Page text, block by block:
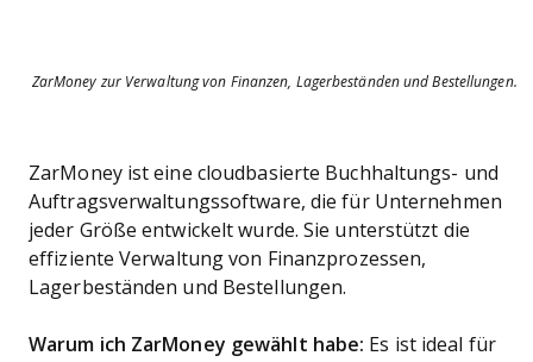
ZarMoney zur Verwaltung von Finanzen, Lagerbeständen und Bestellungen.
ZarMoney ist eine cloudbasierte Buchhaltungs- und
Auftragsverwaltungssoftware, die für Unternehmen
jeder Größe entwickelt wurde. Sie unterstützt die
effiziente Verwaltung von Finanzprozessen,
Lagerbeständen und Bestellungen.
Warum ich ZarMoney gewählt habe: Es ist ideal für